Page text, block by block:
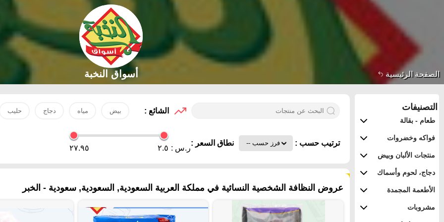
الصفحة الرئيسية أسواق النخبة
التصنيفات
طعام - بقالة
فواكه وخضروات
منتجات الألبان وبيض
دجاج، لحوم وأسماك
الأطعمة المجمدة
مشروبات
الشائع : بيض مياه دجاج حليب
ترتيب حسب : نطاق السعر :
ر.س : ٢.٥ ٢٧.٩٥
عروض النظافة الشخصية النسائية في مملكة العربية السعودية, السعودية, سعودية - الخبر‎